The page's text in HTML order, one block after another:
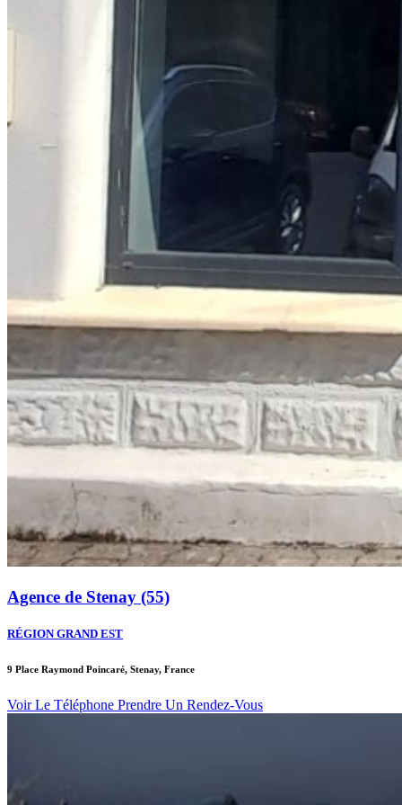
Agence de Stenay (55)
RÉGION GRAND EST
9 Place Raymond Poincaré, Stenay, France
Voir Le Téléphone Prendre Un Rendez-Vous